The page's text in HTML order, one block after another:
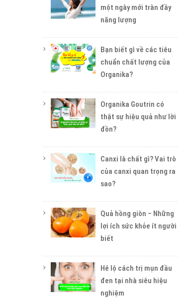
một ngày mới tràn đầy
năng lượng
Bạn biết gì về các tiêu
chuẩn chất lượng của
Organika?
Organika Goutrin có
thật sự hiệu quả như lời
đồn?
Canxi là chất gì? Vai trò
của canxi quan trọng ra
sao?
Quả hồng giòn – Những
lợi ích sức khỏe ít người
biết
Hé lộ cách trị mụn đầu
đen tại nhà siêu hiệu
nghiệm